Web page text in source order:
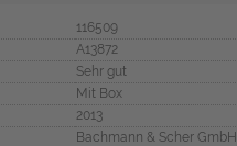
116509
A13872
Sehr gut
Mit Box
2013
Bachmann & Scher GmbH